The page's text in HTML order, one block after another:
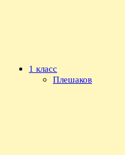
1 класс
Плешаков